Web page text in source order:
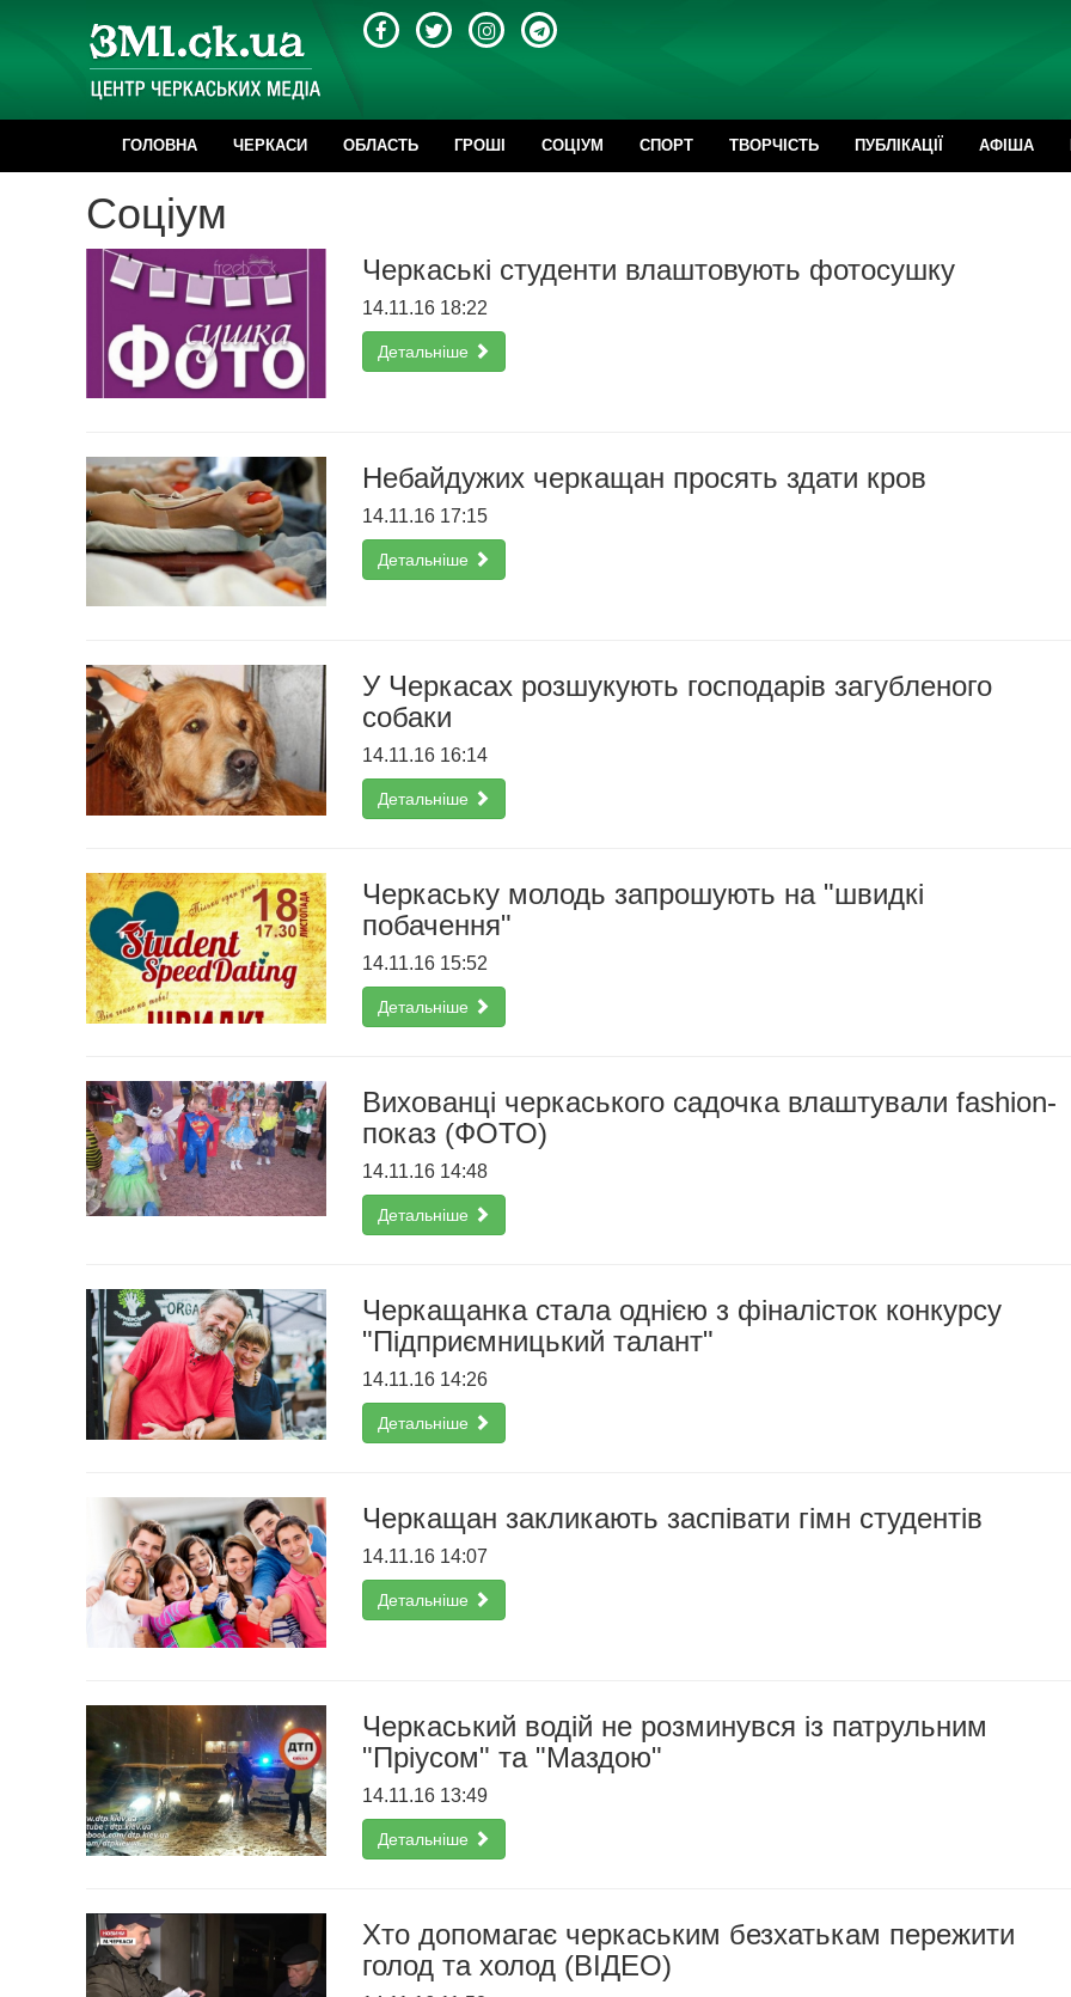
ГОЛОВНА ЧЕРКАСИ ОБЛАСТЬ ГРОШІ CОЦІУМ СПОРТ ТВОРЧІСТЬ ПУБЛІКАЦІЇ АФІША
Соціум
Черкаські студенти влаштовують фотосушку
14.11.16 18:22
Детальніше
Небайдужих черкащан просять здати кров
14.11.16 17:15
Детальніше
У Черкасах розшукують господарів загубленого
cобаки
14.11.16 16:14
Детальніше
Черкаську молодь запрошують на "швидкі
побачення"
14.11.16 15:52
Детальніше
Вихованці черкаського садочка влаштували fashion-
показ (ФОТО)
14.11.16 14:48
Детальніше
Черкащанка стала однією з фіналісток конкурсу
"Підприємницький талант"
14.11.16 14:26
Детальніше
Черкащан закликають заспівати гімн студентів
14.11.16 14:07
Детальніше
Черкаський водій не розминувся із патрульним
"Пріусом" та "Маздою"
14.11.16 13:49
Детальніше
Хто допомагає черкаським безхатькам пережити
голод та холод (ВІДЕО)